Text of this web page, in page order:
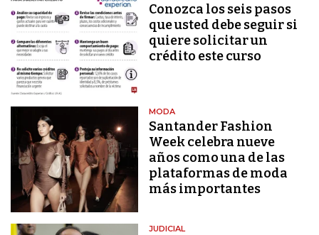
Conozca los seis pasos
que usted debe seguir si
quiere solicitar un
crédito este curso
MODA
Santander Fashion
Week celebra nueve
años como una de las
plataformas de moda
más importantes
JUDICIAL